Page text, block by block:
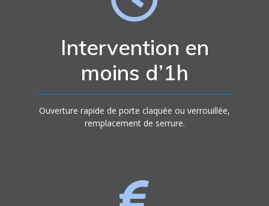
Intervention en
moins d’1h
Ouverture rapide de porte claquée ou verrouillée,
remplacement de serrure.